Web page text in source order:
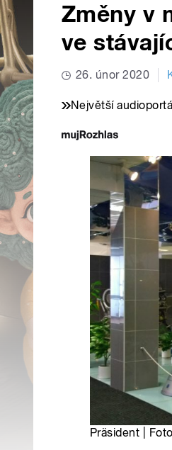
Změny v
ve
26. únor 2020
Největší
Präsident |